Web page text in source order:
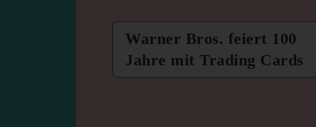
Warner Bros. feiert 100
Jahre mit Trading Cards